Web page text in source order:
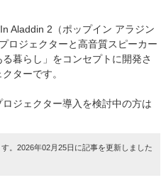
Aladdin 2（ポップイン アラジン
ロジェクターと高音質スピーカー
暮らし」をコンセプトに開発さ
ターです。
ジェクター導入を検討中の方は
。2026年02月25日に記事を更新しました